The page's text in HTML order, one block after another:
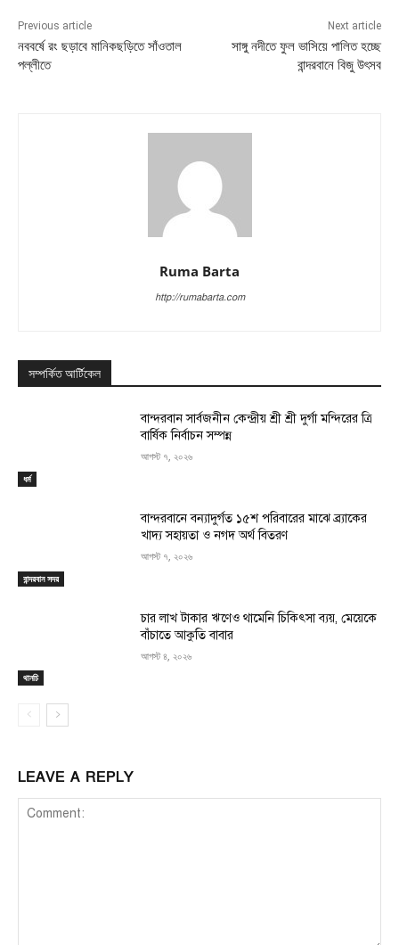
Previous article
নববর্ষে রং ছড়াবে মানিকছড়িতে সাঁওতাল
পল্লীতে
Next article
সাঙ্গু নদীতে ফুল ভাসিয়ে পালিত হচ্ছে
বান্দরবানে বিজু উৎসব
Ruma Barta
http://rumabarta.com
সম্পর্কিত আর্টিকেল
ধর্ম
বান্দরবান সার্বজনীন কেন্দ্রীয় শ্রী শ্রী দুর্গা মন্দিরের ত্রি
বার্ষিক নির্বাচন সম্পন্ন
আগস্ট ৭, ২০২৬
বান্দরবান সদর
বান্দরবানে বন্যাদুর্গত ১৫শ পরিবারের মাঝে ব্র্যাকের
খাদ্য সহায়তা ও নগদ অর্থ বিতরণ
আগস্ট ৭, ২০২৬
থানচি
চার লাখ টাকার ঋণেও থামেনি চিকিৎসা ব্যয়, মেয়েকে
বাঁচাতে আকুতি বাবার
আগস্ট ৪, ২০২৬
LEAVE A REPLY